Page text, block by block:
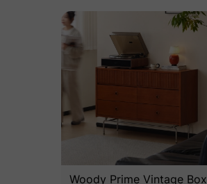
Woody Prime Vintage Box